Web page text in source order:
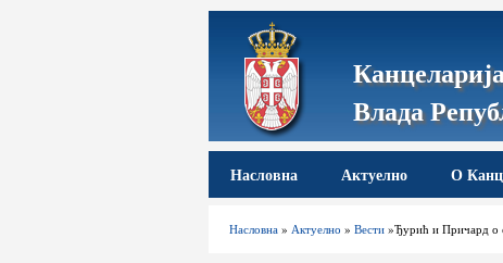
Влада
Насловна Актуелно О
Насловна »Актуелно »Вести »Ђурић и Причард о